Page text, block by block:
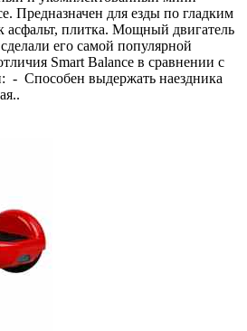
Предназначен для езды по гладким
асфальт, плитка. Мощный двигатель
его самой популярной
Smart Balance в сравнении с
- Способен выдержать наездника